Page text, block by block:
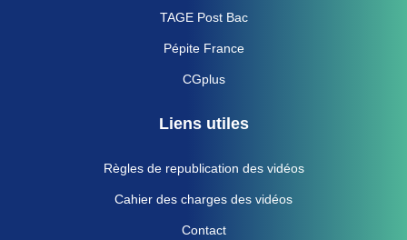
TAGE Post Bac
Pépite France
CGplus
Liens utiles
Règles de republication des vidéos
Cahier des charges des vidéos
Contact